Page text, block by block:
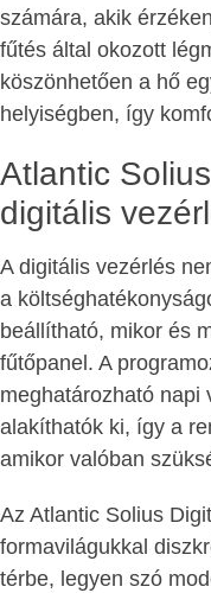
számára, akik
fűtés által okozott
köszönhetően a hő
helyiségben, így
Atlantic
digitális
A digitális vezérlés
a
beállítható, mikor és
fűtőpanel. A
meghatározható napi
alakíthatók ki, így a
amikor valóban
Az Atlantic Solius
formavilágukkal
térbe, legyen szó